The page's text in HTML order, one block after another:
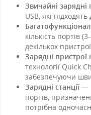
Звичайні зарядні
USB, які
кількість портів
декількох
Зарядні
технології Quick
забезпечуючи
Зарядні станції —
портів,
потрібна